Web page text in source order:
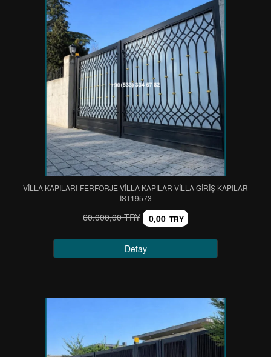
VİLLA KAPILARI-FERFORJE VİLLA KAPILAR-VİLLA GİRİŞ KAPILAR
IST19573
60.000,00 TRY 0,00 TRY
Detay